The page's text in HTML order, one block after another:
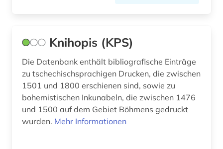
Knihopis (KPS)
Die Datenbank enthält bibliografische Einträge
zu tschechischsprachigen Drucken, die zwischen
1501 und 1800 erschienen sind, sowie zu
bohemistischen Inkunabeln, die zwischen 1476
und 1500 auf dem Gebiet Böhmens gedruckt
wurden. Mehr Informationen